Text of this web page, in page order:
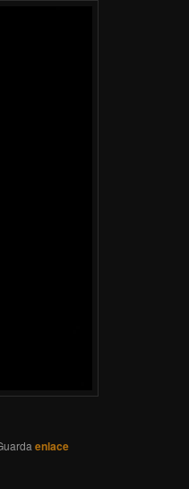
enlace